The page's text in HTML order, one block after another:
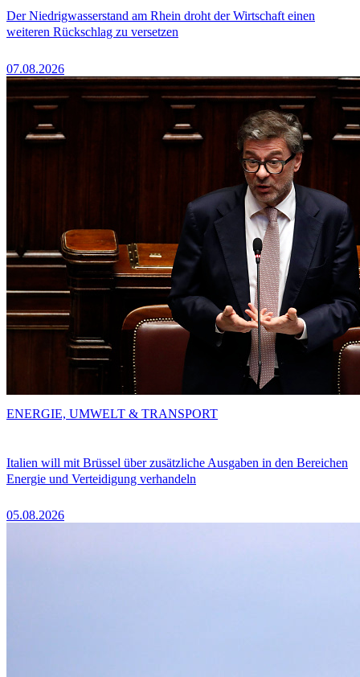
Der Niedrigwasserstand am Rhein droht der Wirtschaft einen
weiteren Rückschlag zu versetzen
07.08.2026
Italien will mit Brüssel über zusätzliche Ausgaben in den Bereichen
Energie und Verteidigung verhandeln
05.08.2026
ENERGIE, UMWELT & TRANSPORT